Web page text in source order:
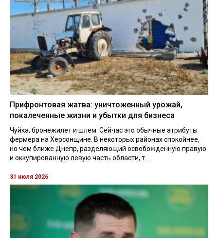
Прифронтовая жатва: уничтоженный урожай,
покалеченные жизни и убытки для бизнеса
Чуйка, бронежилет и шлем. Сейчас это обычные атрибуты
фермера на Херсонщине. В некоторых районах спокойнее,
но чем ближе Днепр, разделяющий освобожденную правую
и оккупированную левую часть области, т...
31 июля 2026